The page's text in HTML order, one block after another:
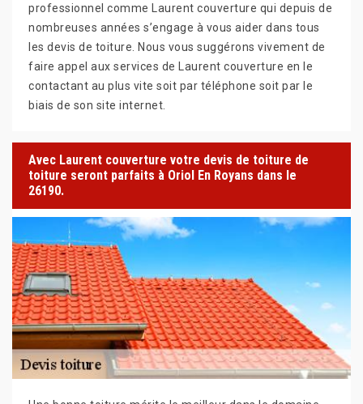
professionnel comme Laurent couverture qui depuis de
nombreuses années s’engage à vous aider dans tous
les devis de toiture. Nous vous suggérons vivement de
faire appel aux services de Laurent couverture en le
contactant au plus vite soit par téléphone soit par le
biais de son site internet.
Avec Laurent couverture votre devis de toiture de
toiture seront parfaits à Oriol En Royans dans le
26190.